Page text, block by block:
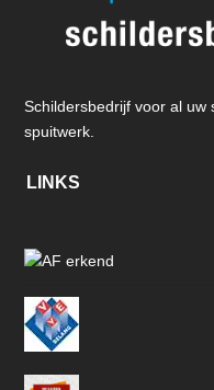
Schildersbedrijf voor al uw
spuitwerk.
LINKS